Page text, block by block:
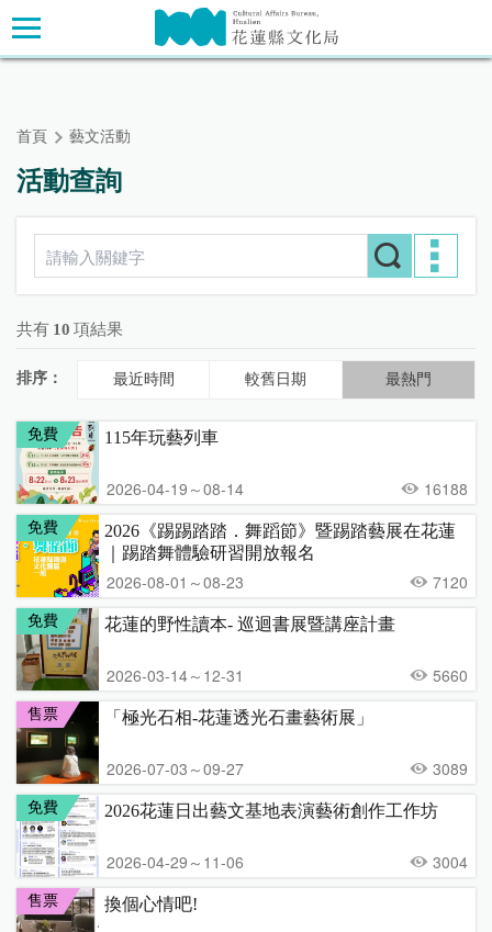
跳
到
主
主要內容區塊
首頁 藝文活動
活動查詢
共有 10 項結果
排序： 最近時間 較舊日期 最熱門
115年玩藝列車
免費
2026-04-19～08-14 16188
2026《踢踢踏踏．舞蹈節》暨踢踏藝展在花蓮
｜踢踏舞體驗研習開放報名
免費
2026-08-01～08-23 7120
花蓮的野性讀本- 巡迴書展暨講座計畫
免費
2026-03-14～12-31 5660
「極光石相-花蓮透光石畫藝術展」
售票
2026-07-03～09-27 3089
2026花蓮日出藝文基地表演藝術創作工作坊
免費
2026-04-29～11-06 3004
換個心情吧!
售票